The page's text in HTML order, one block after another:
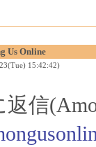
Us Online
15:42:42)
返信